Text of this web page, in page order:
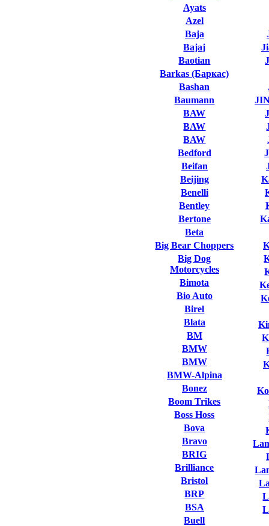
Ayats
Azel
Baja
Bajaj
Baotian
Barkas (Баркас)
Bashan
Baumann
BAW
BAW
BAW
Bedford
Beifan
Beijing
Benelli
Bentley
Bertone
Beta
Big Bear Choppers
Big Dog
Motorcycles
Bimota
Bio Auto
Birel
Blata
BM
BMW
BMW
BMW-Alpina
Bonez
Boom Trikes
Boss Hoss
Bova
Bravo
BRIG
Brilliance
Bristol
BRP
BSA
Buell